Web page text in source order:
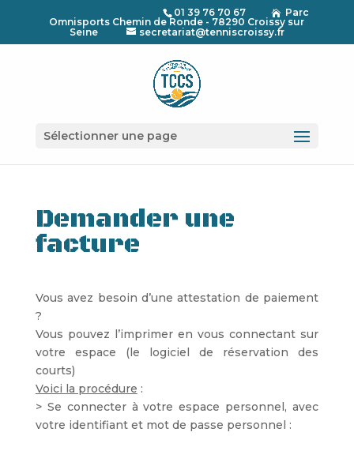
01 39 76 70 67  Parc
Omnisports Chemin de Ronde - 78290 Croissy sur
Seine
secretariat@tenniscroissy.fr
Sélectionner une page
Demander une
facture
Vous avez besoin d’une attestation de paiement
?
Vous pouvez l’imprimer en vous connectant sur
votre espace (le logiciel de réservation des
courts)
Voici la procédure :
> Se connecter à votre espace personnel, avec
votre identifiant et mot de passe personnel :